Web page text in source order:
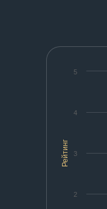
Рейтинг
2
3
4
5